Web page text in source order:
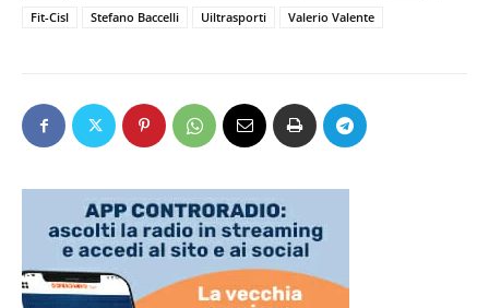
Fit-Cisl
Stefano Baccelli Uiltrasporti Valerio Valente